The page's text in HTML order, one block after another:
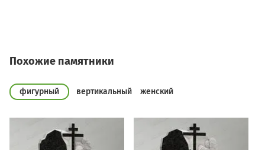
Похожие памятники
фигурный вертикальный женский